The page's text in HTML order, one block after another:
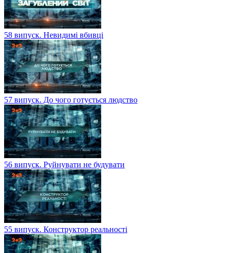
58 випуск. Невидимі вбивці
57 випуск. До чого готується людство
56 випуск. Руйнувати не будувати
55 випуск. Конструктор реальності